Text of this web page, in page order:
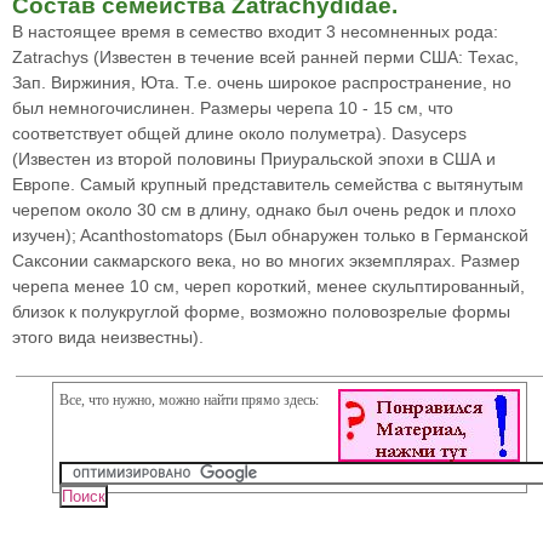
Состав семейства Zatrachydidae.
В настоящее время в семество входит 3 несомненных рода:
Zatrachys (Известен в течение всей ранней перми США: Техас,
Зап. Виржиния, Юта. Т.е. очень широкое распространение, но
был немногочислинен. Размеры черепа 10 - 15 см, что
соответствует общей длине около полуметра). Dasyceps
(Известен из второй половины Приуральской эпохи в США и
Европе. Самый крупный представитель семейства с вытянутым
черепом около 30 см в длину, однако был очень редок и плохо
изучен); Acanthostomatops (Был обнаружен только в Германской
Саксонии сакмарского века, но во многих экземплярах. Размер
черепа менее 10 см, череп короткий, менее скульптированный,
близок к полукруглой форме, возможно половозрелые формы
этого вида неизвестны).
Все, что нужно, можно найти прямо здесь: